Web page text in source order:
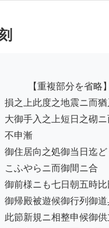
損之上此度之地震ニ而猶
大御手入之上短日之砌ニ
不申漸
御住居向之処御当日迄ど
こふやらニ而御間ニ合
御前様ニも七日朝五時比
御帰殿被遊候御行列御道
此節新規ニ相整申候御供